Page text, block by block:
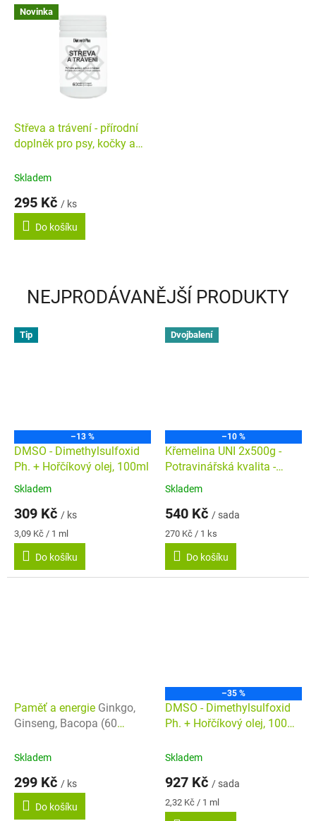
Novinka
Střeva a trávení - přírodní
doplněk pro psy, kočky a
Skladem
295 Kč / ks
Do košíku
NEJPRODÁVANĚJŠÍ PRODUKTY
Tip
–13 %
DMSO - Dimethylsulfoxid
Ph. + Hořčíkový olej, 100ml
Průměrné
produktu
je
5,0
5
Skladem
309 Kč / ks
Měrná
cena:
3,09 Kč / 1 ml
Do košíku
Dvojbalení
–10 %
Křemelina UNI 2x500g -
Potravinářská kvalita -
Dvojbalení
Průměrné
produktu
je
5,0
5
Skladem
540 Kč / sada
Měrná
cena:
270 Kč / 1 ks
Do košíku
Paměť a energie Ginkgo,
Ginseng, Bacopa (60
Skladem
299 Kč / ks
Do košíku
–35 %
DMSO - Dimethylsulfoxid
Ph. + Hořčíkový olej, 100
Skladem
927 Kč / sada
Měrná
cena:
2,32 Kč / 1 ml